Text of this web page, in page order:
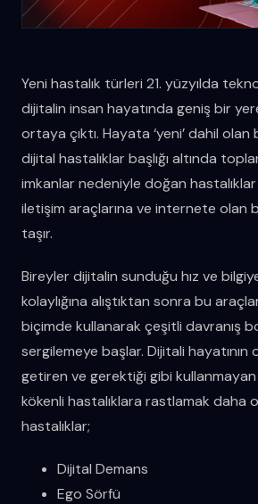
Yeni hastalık türleri 21. yüzyılda
dijitalin insan hayatında geniş bir
ortaya çıktı. Hayata ‘yeni’ dahil olan
dijital hastalıklar başlığı altında
imkanlar nedeniyle doğan
iletişim araçlarına ve internete olan
taşır.
Bireyler dijitalin sunduğu hız ve
kolaylığına alıştıktan sonra bu
biçimde kullanarak çeşitli davranış
sergilemeye başlar. Dijitali hayatının
getiren ve gerektiği gibi
kökenli hastalıklara rastlamak daha
hastalıklar;
Dijital Demans
Ego Sörfü